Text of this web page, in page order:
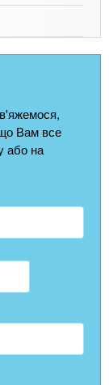
Вам все
або на